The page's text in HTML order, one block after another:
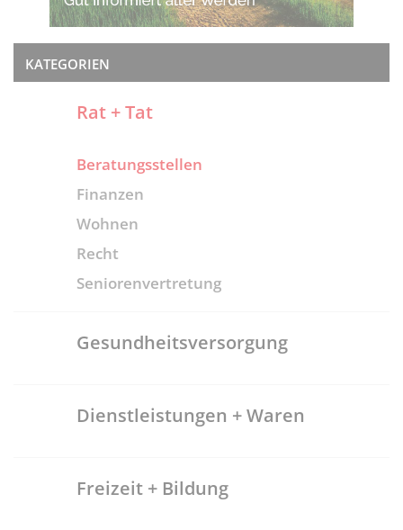
KATEGORIEN
Rat + Tat
Beratungsstellen
Finanzen
Wohnen
Recht
Seniorenvertretung
Gesundheitsversorgung
Dienstleistungen + Waren
Freizeit + Bildung